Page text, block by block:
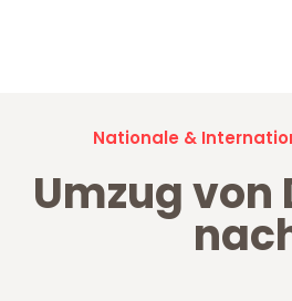
Nationale &
Umzug von